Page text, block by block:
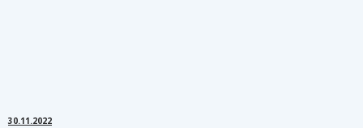
30.11.2022